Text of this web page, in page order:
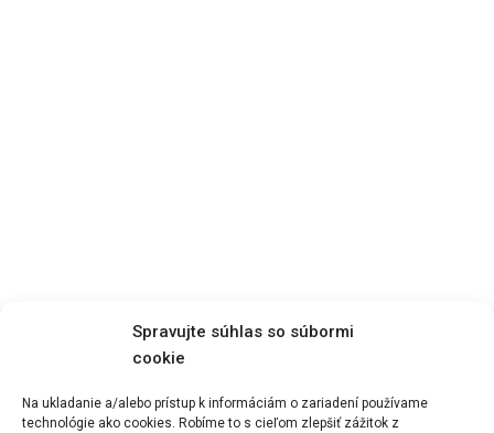
Spravujte súhlas so súbormi
cookie
Na ukladanie a/alebo prístup k informáciám o zariadení používame
technológie ako cookies. Robíme to s cieľom zlepšiť zážitok z